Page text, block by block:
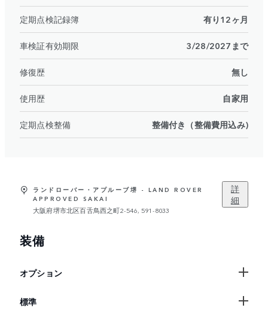
定期点検記録簿 有り12ヶ月
車検証有効期限 3/28/2027まで
修復歴 無し
使用歴 自家用
定期点検整備 整備付き（整備費用込み)
ランドローバー・アプルーブ堺 - LAND ROVER
APPROVED SAKAI
大阪府堺市北区百舌鳥西之町2-546, 591-8033
詳
細
装備
オプション
標準